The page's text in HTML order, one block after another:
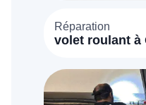
Réparation
volet roulant à